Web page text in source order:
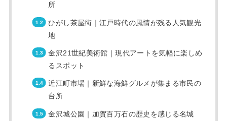
所
ひがし茶屋街｜江戸時代の風情が残る人気観光
地
金沢21世紀美術館｜現代アートを気軽に楽しめ
るスポット
近江町市場｜新鮮な海鮮グルメが集まる市民の
台所
金沢城公園｜加賀百万石の歴史を感じる名城